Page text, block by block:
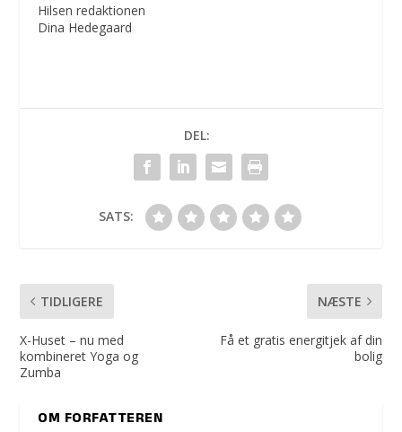
Hilsen redaktionen
Dina Hedegaard
DEL:
SATS:
TIDLIGERE
X-Huset – nu med
kombineret Yoga og
Zumba
NÆSTE
Få et gratis energitjek af din
bolig
OM FORFATTEREN